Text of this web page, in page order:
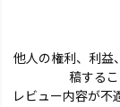
他人の権利、利益
稿する
レビュー内容が不